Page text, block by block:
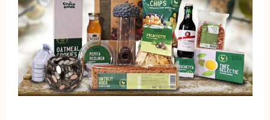
Kerst
Kinderen, Peuters en Baby's
Klokken, horloges en weerstations
Lampen en Gereedschap